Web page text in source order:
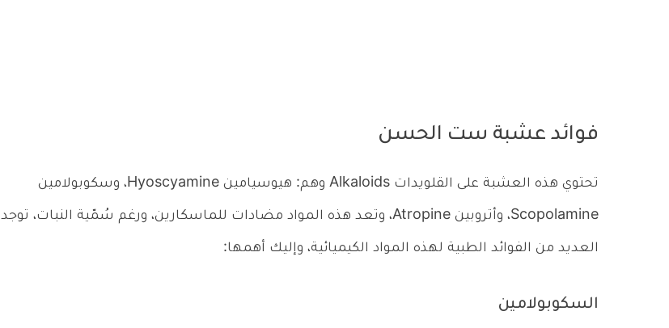
فوائد عشبة ست الحسن
تحتوي هذه العشبة على القلويدات Alkaloids وهم: هيوسيامين Hyoscyamine، وسكوبولامين
Scopolamine، وأتروبين Atropine، وتعد هذه المواد مضادات للماسكارين، ورغم سُمّية النبات، توجد
العديد من الفوائد الطبية لهذه المواد الكيميائية، وإليك أهمها:
السكوبولامين